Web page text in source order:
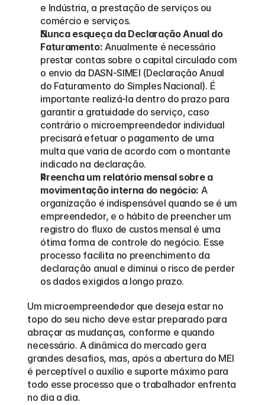
e Indústria, a prestação de serviços ou
comércio e serviços.
Nunca esqueça da Declaração Anual do
Faturamento: Anualmente é necessário
prestar contas sobre o capital circulado com
o envio da DASN-SIMEI (Declaração Anual
do Faturamento do Simples Nacional). É
importante realizá-la dentro do prazo para
garantir a gratuidade do serviço, caso
contrário o microempreendedor individual
precisará efetuar o pagamento de uma
multa que varia de acordo com o montante
indicado na declaração.
Preencha um relatório mensal sobre a
movimentação interna do negócio: A
organização é indispensável quando se é um
empreendedor, e o hábito de preencher um
registro do fluxo de custos mensal é uma
ótima forma de controle do negócio. Esse
processo facilita no preenchimento da
declaração anual e diminui o risco de perder
os dados exigidos a longo prazo.
Um microempreendedor que deseja estar no
topo do seu nicho deve estar preparado para
abraçar as mudanças, conforme e quando
necessário. A dinâmica do mercado gera
grandes desafios, mas, após a abertura do MEI
é perceptível o auxílio e suporte máximo para
todo esse processo que o trabalhador enfrenta
no dia a dia.